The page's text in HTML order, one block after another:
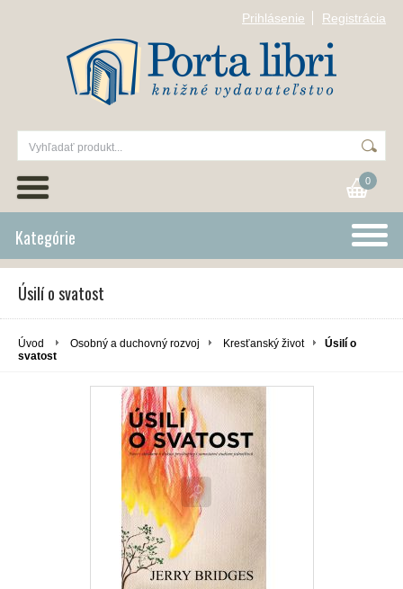
Prihlásenie Registrácia
0
Kategórie
Úsilí o svatost
Úvod Osobný a duchovný rozvoj Kresťanský život
Úsilí o
svatost